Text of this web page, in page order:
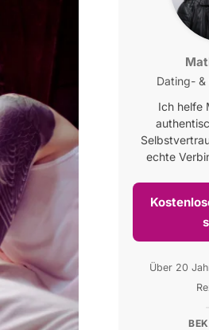
Dating- &
Ich helfe
echte
Über 20